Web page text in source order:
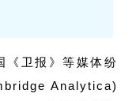
《卫报》等媒体纷
Analytica)